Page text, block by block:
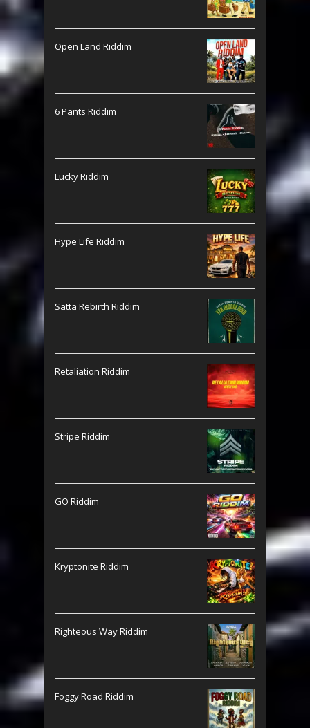
Open Land Riddim
6 Pants Riddim
Lucky Riddim
Hype Life Riddim
Satta Rebirth Riddim
Retaliation Riddim
Stripe Riddim
GO Riddim
Kryptonite Riddim
Righteous Way Riddim
Foggy Road Riddim